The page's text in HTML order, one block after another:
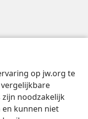
op jw.org te
noodzakelijk
kunnen niet